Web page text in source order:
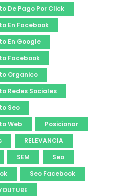
De Pago Por Click
En Facebook
En Google
Facebook
Organico
Redes Sociales
Seo
Web
Posicionar
RELEVANCIA
SEM
Seo
Seo Facebook